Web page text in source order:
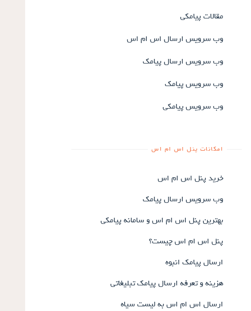
مقالات پیامکی
وب سرویس ارسال اس ام اس
وب سرویس ارسال پیامک
وب سرویس پیامک
وب سرویس پیامکی
امکانات پنل اس ام اس
خرید پنل اس ام اس
وب سرویس ارسال پیامک
بهترین پنل اس ام اس و سامانه پیامکی
پنل اس ام اس چیست؟
ارسال پیامک انبوه
هزینه و تعرفه ارسال پیامک تبلیغاتی
ارسال اس ام اس به لیست سیاه